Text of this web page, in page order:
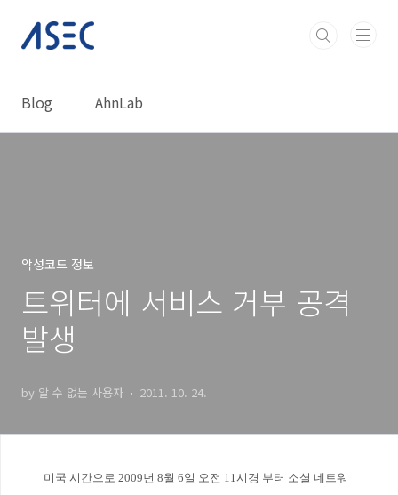
Blog AhnLab
악성코드 정보
트위터에 서비스 거부 공격
발생
by 알 수 없는 사용자 2011. 10. 24.
미국 시간으로 2009년 8월 6일 오전 11시경 부터 소셜 네트워